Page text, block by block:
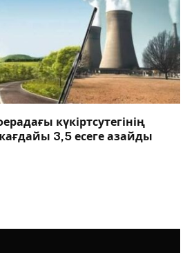
күкіртсутегінің
3,5 есеге азайды